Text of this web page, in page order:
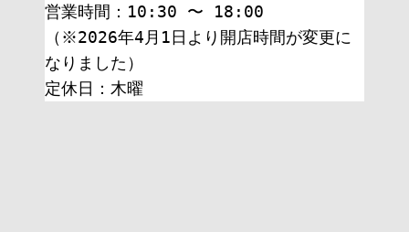
営業時間：10:30 〜 18:00
（※2026年4月1日より開店時間が変更に
なりました）
定休日：木曜